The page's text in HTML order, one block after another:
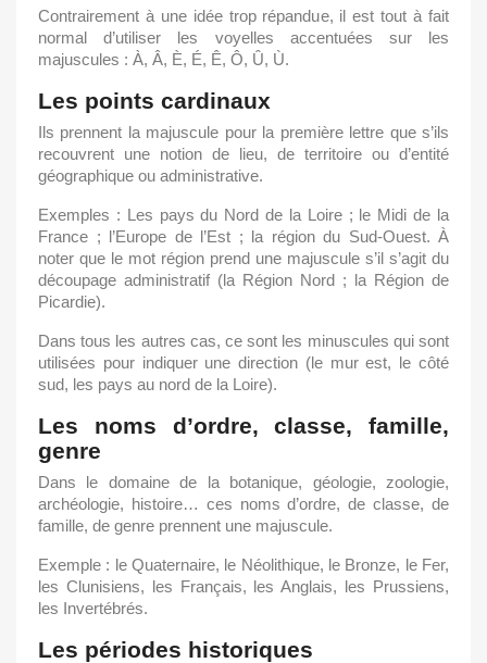
Contrairement à une idée trop répandue, il est tout à fait
normal d’utiliser les voyelles accentuées sur les
majuscules : À, Â, È, É, Ê, Ô, Û, Ù.
Les points cardinaux
Ils prennent la majuscule pour la première lettre que s’ils
recouvrent une notion de lieu, de territoire ou d’entité
géographique ou administrative.
Exemples : Les pays du Nord de la Loire ; le Midi de la
France ; l’Europe de l’Est ; la région du Sud-Ouest. À
noter que le mot région prend une majuscule s’il s’agit du
découpage administratif (la Région Nord ; la Région de
Picardie).
Dans tous les autres cas, ce sont les minuscules qui sont
utilisées pour indiquer une direction (le mur est, le côté
sud, les pays au nord de la Loire).
Les noms d’ordre, classe, famille,
genre
Dans le domaine de la botanique, géologie, zoologie,
archéologie, histoire… ces noms d’ordre, de classe, de
famille, de genre prennent une majuscule.
Exemple : le Quaternaire, le Néolithique, le Bronze, le Fer,
les Clunisiens, les Français, les Anglais, les Prussiens,
les Invertébrés.
Les périodes historiques